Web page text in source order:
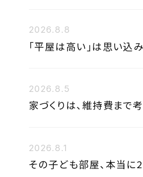
2026.8.8
「平屋は高い」は思い込み
2026.8.5
家づくりは、維持費まで考
2026.8.1
その子ども部屋、本当に